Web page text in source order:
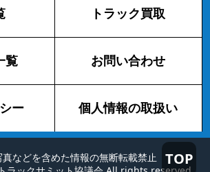
TOP
トラック買取
覧 お問い合わせ
ー 個人情報の取扱い
真などを含めた情報の無断転載禁止